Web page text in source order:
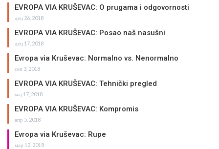
EVROPA VIA KRUŠEVAC: O prugama i odgovornosti
дец 26, 2018
EVROPA VIA KRUŠEVAC: Posao naš nasušni
дец 17, 2018
Evropa via Kruševac: Normalno vs. Nenormalno
сеп 3, 2018
EVROPA VIA KRUŠEVAC: Tehnički pregled
мај 17, 2018
EVROPA VIA KRUŠEVAC: Kompromis
апр 5, 2018
Evropa via Kruševac: Rupe
мар 12, 2018